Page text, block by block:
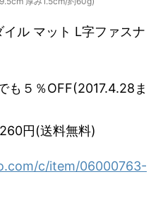
ル マット L字ファスナ
５％OFF(2017.4.28ま
円(送料無料)
c/item/06000763-